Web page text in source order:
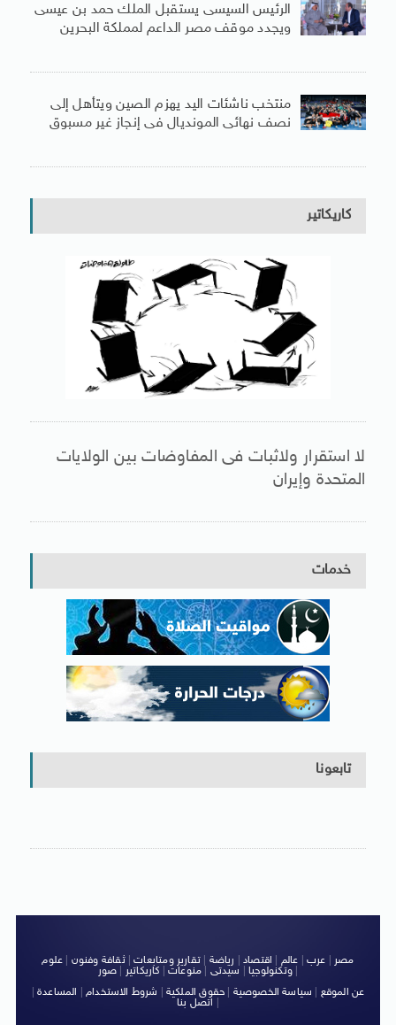
الرئيس السيسى يستقبل الملك حمد بن عيسى
ويجدد موقف مصر الداعم لمملكة البحرين
منتخب ناشئات اليد يهزم الصين ويتأهل إلى
نصف نهائى المونديال فى إنجاز غير مسبوق
كاريكاتير
لا استقرار ولاثبات فى المفاوضات بين الولايات
المتحدة وإيران
خدمات
تابعونا
مصر عرب عالم اقتصاد رياضة |تقارير ومتابعات|ثقافة وفنون
علوم
وتكنولوجيا| سيدتى منوعات كاريكاتير صور
|
عن الموقع
سياسة الخصوصية حقوق الملكية شروط الاستخدام| المساعدة|
اتصل بنا